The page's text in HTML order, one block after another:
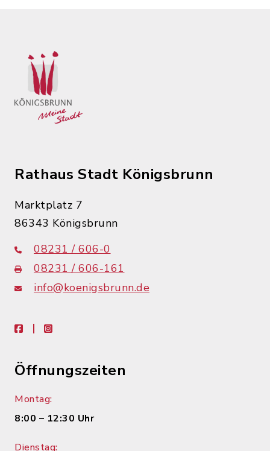
Rathaus Stadt Königsbrunn
Marktplatz 7
86343 Königsbrunn
08231 / 606-0
08231 / 606-161
info@koenigsbrunn.de
facebookinstagram
Öffnungszeiten
Montag:
8:00 – 12:30 Uhr
Dienstag: